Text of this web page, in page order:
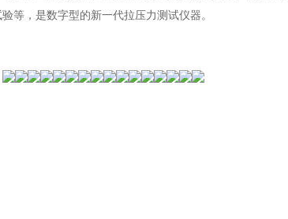
等，是数字型的新一代拉压力测试仪器。